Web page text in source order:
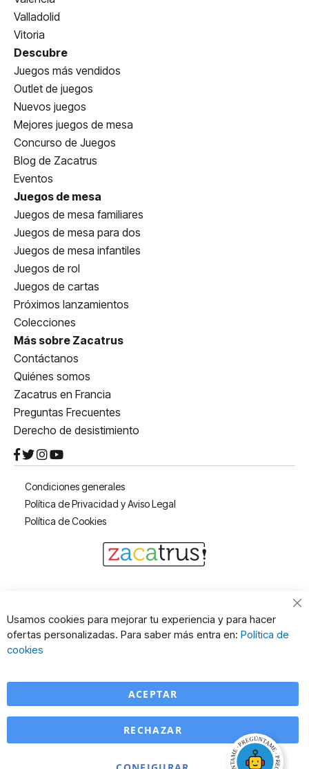
Valladolid
Vitoria
Descubre
Juegos más vendidos
Outlet de juegos
Nuevos juegos
Mejores juegos de mesa
Concurso de Juegos
Blog de Zacatrus
Eventos
Juegos de mesa
Juegos de mesa familiares
Juegos de mesa para dos
Juegos de mesa infantiles
Juegos de rol
Juegos de cartas
Próximos lanzamientos
Colecciones
Más sobre Zacatrus
Contáctanos
Quiénes somos
Zacatrus en Francia
Preguntas Frecuentes
Derecho de desistimiento
Condiciones generales
Política de Privacidad y Aviso Legal
Política de Cookies
Usamos cookies para mejorar tu experiencia y para hacer
ofertas personalizadas. Para saber más entra en: Política de
cookies
ACEPTAR
RECHAZAR